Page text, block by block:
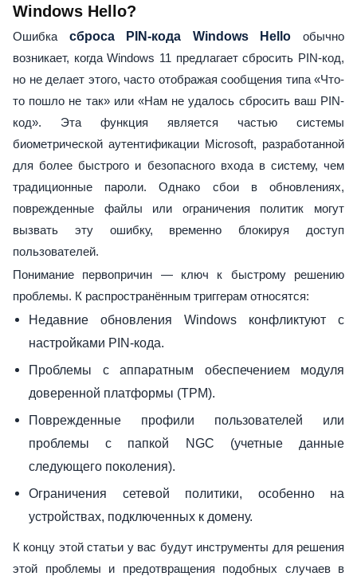
Windows Hello?
Ошибка сброса PIN-кода Windows Hello обычно
возникает, когда Windows 11 предлагает сбросить PIN-код,
но не делает этого, часто отображая сообщения типа «Что-
то пошло не так» или «Нам не удалось сбросить ваш PIN-
код». Эта функция является частью системы
биометрической аутентификации Microsoft, разработанной
для более быстрого и безопасного входа в систему, чем
традиционные пароли. Однако сбои в обновлениях,
поврежденные файлы или ограничения политик могут
вызвать эту ошибку, временно блокируя доступ
пользователей.
Понимание первопричин — ключ к быстрому решению
проблемы. К распространённым триггерам относятся:
Недавние обновления Windows конфликтуют с
настройками PIN-кода.
Проблемы с аппаратным обеспечением модуля
доверенной платформы (TPM).
Поврежденные профили пользователей или
проблемы с папкой NGC (учетные данные
следующего поколения).
Ограничения сетевой политики, особенно на
устройствах, подключенных к домену.
К концу этой статьи у вас будут инструменты для решения
этой проблемы и предотвращения подобных случаев в